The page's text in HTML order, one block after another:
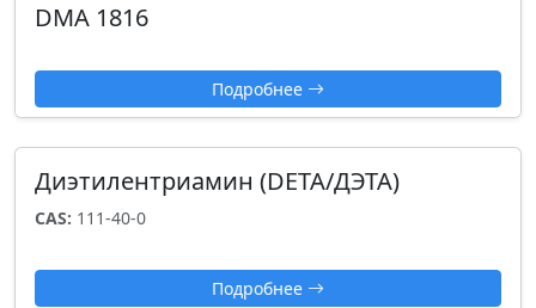
DMA 1816
Подробнее
Диэтилентриамин (DETA/ДЭТА)
CAS: 111-40-0
Подробнее